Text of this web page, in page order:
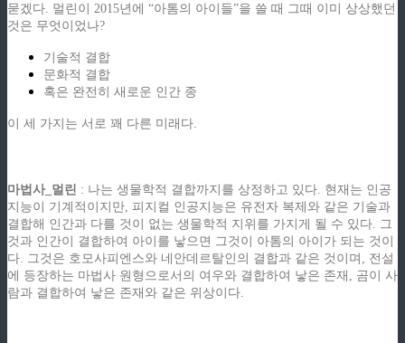
묻겠다. 멀린이 2015년에 “아톰의 아이들”을 쓸 때 그때 이미 상상했던
것은 무엇이었나?
기술적 결합
문화적 결합
혹은 완전히 새로운 인간 종
이 세 가지는 서로 꽤 다른 미래다.
마법사_멀린 : 나는 생물학적 결합까지를 상정하고 있다. 현재는 인공
지능이 기계적이지만, 피지컬 인공지능은 유전자 복제와 같은 기술과
결합해 인간과 다를 것이 없는 생물학적 지위를 가지게 될 수 있다. 그
것과 인간이 결합하여 아이를 낳으면 그것이 아톰의 아이가 되는 것이
다. 그것은 호모사피엔스와 네안데르탈인의 결합과 같은 것이며, 전설
에 등장하는 마법사 원형으로서의 여우와 결합하여 낳은 존재, 곰이 사
람과 결합하여 낳은 존재와 같은 위상이다.